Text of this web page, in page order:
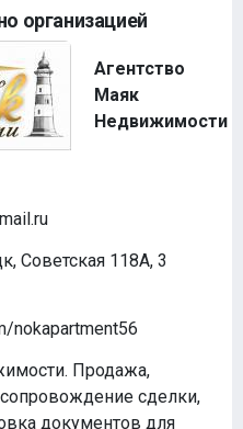
организацией
Агентство
Маяк
Недвижимости
Советская 118А, 3
nokapartment56
Продажа,
сделки,
документов для